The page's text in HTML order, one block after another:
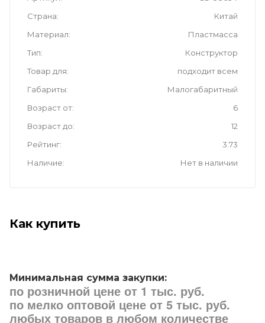
Страна
Китай
Материал
Пластмасса
Тип
Конструктор
Товар для
подходит всем
Габариты
Малогабаритный
Возраст от
6
Возраст до
12
Рейтинг
3.73
Наличие
Нет в наличии
Как купить
Минимальная сумма закупки:
по розничной цене от 1 тыс. руб.
по мелко оптовой цене от 5 тыс. руб.
любых товаров в любом количестве